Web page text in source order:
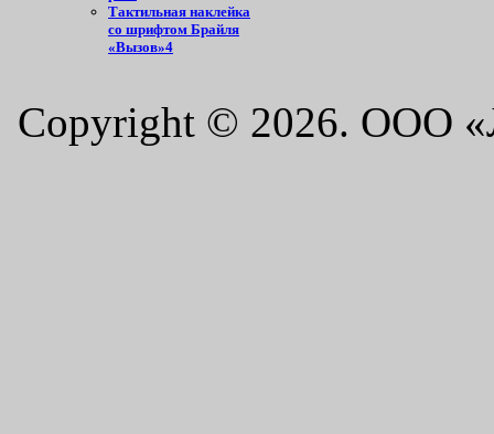
Тактильная наклейка
со шрифтом Брайля
«Вызов»4
Copyright © 2026. ООО